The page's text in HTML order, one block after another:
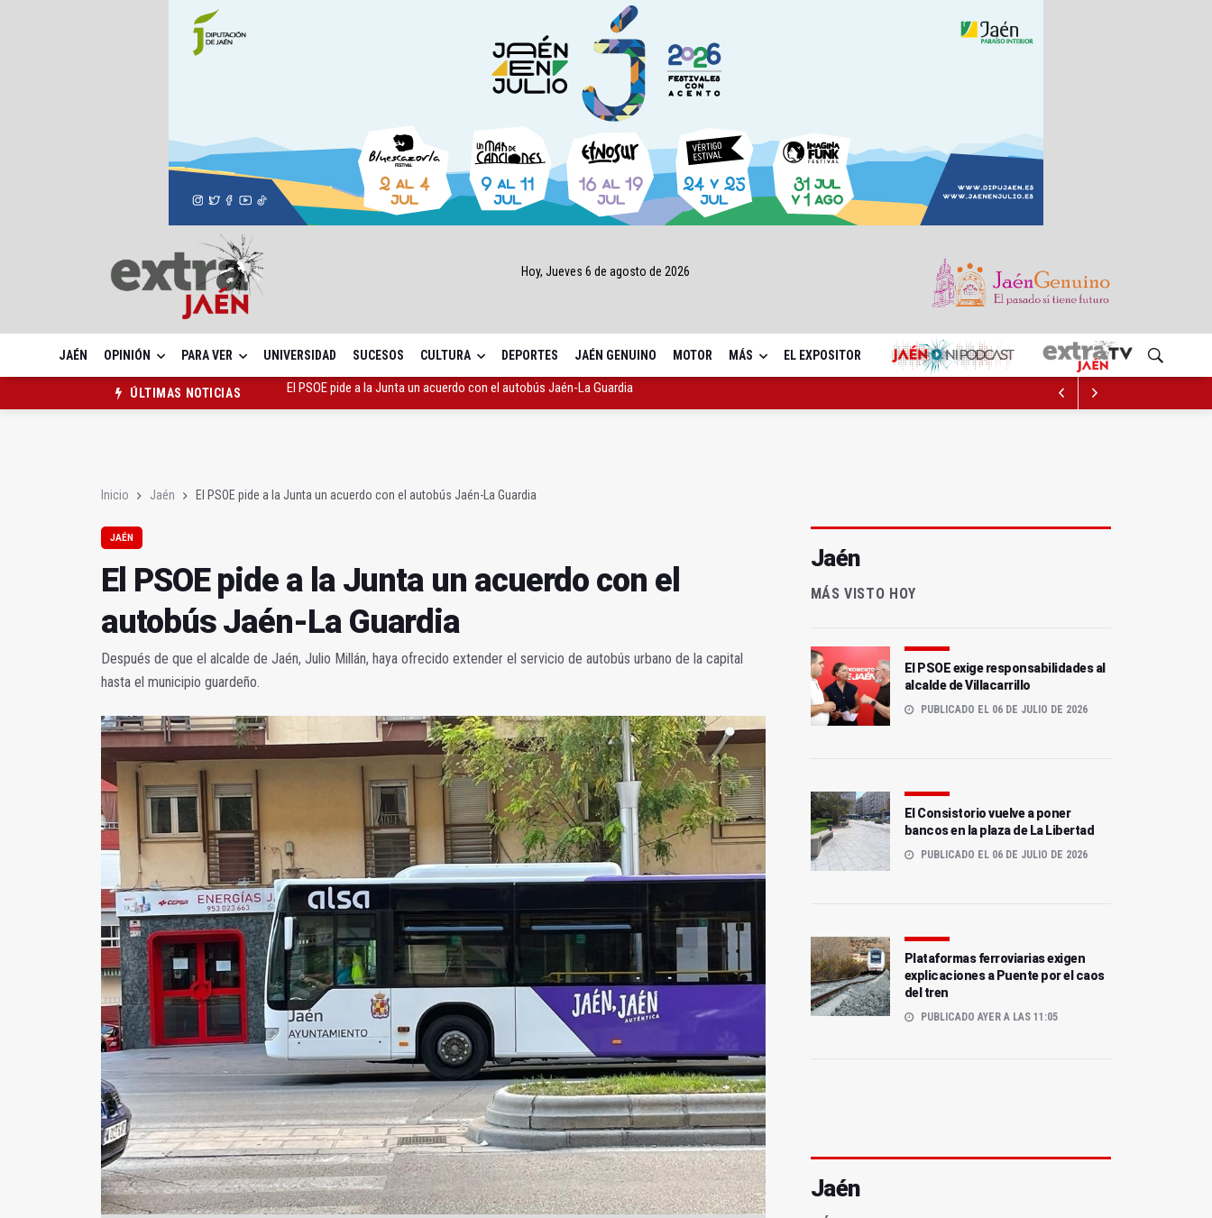
Hoy, Jueves 6 de agosto de 2026
JAÉN OPINIÓN PARA VER UNIVERSIDAD SUCESOS CULTURA DEPORTES JAÉN GENUINO MOTOR MÁS EL EXPOSITOR
ÚLTIMAS NOTICIAS
Abre VivaGym La Loma, el gimnasio de referencia en Jaén
Inicio Jaén El PSOE pide a la Junta un acuerdo con el autobús Jaén-La Guardia
JAÉN
El PSOE pide a la Junta un acuerdo con el
autobús Jaén-La Guardia
Después de que el alcalde de Jaén, Julio Millán, haya ofrecido extender el servicio de autobús urbano de la capital
hasta el municipio guardeño.
Jaén
MÁS VISTO HOY
El PSOE exige responsabilidades al
alcalde de Villacarrillo
PUBLICADO EL 06 DE JULIO DE 2026
El Consistorio vuelve a poner
bancos en la plaza de La Libertad
PUBLICADO EL 06 DE JULIO DE 2026
Plataformas ferroviarias exigen
explicaciones a Puente por el caos
del tren
PUBLICADO AYER A LAS 11:05
Jaén